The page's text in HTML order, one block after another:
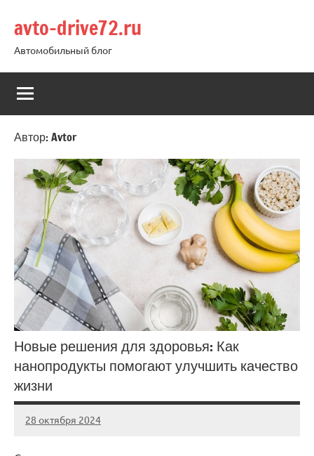
содержимому
avto-drive72.ru
Автомобильный блог
Автор:Avtor
Новые решения для здоровья: Как
нанопродукты помогают улучшить качество
жизни
28 октября 2024
Avtor
Нет